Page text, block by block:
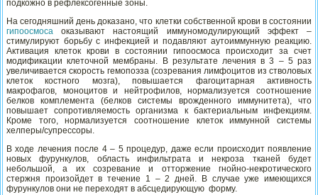
подкожно в рефлексогенные зоны.
На сегодняшний день доказано, что клетки собственной крови в состоянии
гипоосмосаоказывают настоящий иммуномодулирующий эффект –
стимулируют борьбу с инфекцией и подавляют аутоиммунную реакцию.
Активация клеток крови в состоянии гипоосмоса происходит за счет
модификации клеточной мембраны. В результате лечения в 3 – 5 раз
увеличивается скорость гемопоэза (созревания лимфоцитов из стволовых
клеток костного мозга), повышается фагоцитарная активность
макрофагов, моноцитов и нейтрофилов, нормализуется соотношение
белков комплемента (белков системы врожденного иммунитета), что
повышает сопротивляемость организма к бактериальным инфекциям.
Кроме того, нормализуется соотношение клеток иммунной системы
хелперы/супрессоры.
В ходе лечения после 4 – 5 процедур, даже если происходит появление
новых фурункулов, область инфильтрата и некроза тканей будет
небольшой, а их созревание и отторжение гнойно-некротического
стержня произойдет в течение 1 – 2 дней. В случае уже имеющихся
фурункулов они не переходят в абсцедирующую форму.